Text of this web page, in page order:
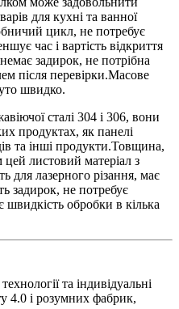
для кухні та ванної
цикл, не потребує
час і вартість відкриття
задирок, не потрібна
після перевірки.Масове
швидко.
сталі 304 і 306, вони
продуктах, як панелі
та інші продукти.Товщина,
листовий матеріал з
для лазерного різання, має
задирок, не потребує
обробки в кілька
та індивідуальні
4.0 і розумних фабрик,